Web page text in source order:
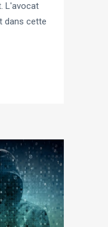
L'avocat
dans cette